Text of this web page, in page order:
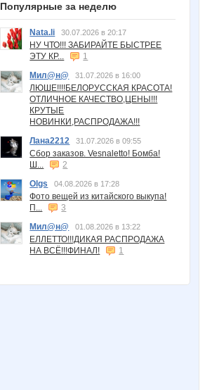
Популярные за неделю
Nata.li 30.07.2026 в 20:17
НУ ЧТО!!! ЗАБИРАЙТЕ БЫСТРЕЕ
ЭТУ КР...
1
Мил@н@
31.07.2026 в 16:00
ЛЮШЕ!!!!БЕЛОРУССКАЯ КРАСОТА!
ОТЛИЧНОЕ КАЧЕСТВО,ЦЕНЫ!!!
КРУТЫЕ
НОВИНКИ,РАСПРОДАЖА!!!
Лана2212
31.07.2026 в 09:55
Сбор заказов. Vesnaletto! Бомба!
Ш...
2
Olgs
04.08.2026 в 17:28
Фото вещей из китайского выкупа!
П...
3
Мил@н@
01.08.2026 в 13:22
ЕЛЛЕТТО!!!ДИКАЯ РАСПРОДАЖА
НА ВСЁ!!!ФИНАЛ!
1